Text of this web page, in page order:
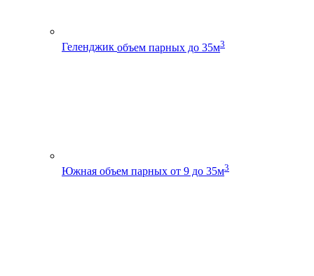
Геленджик объем парных до 35м3
Южная объем парных от 9 до 35м3